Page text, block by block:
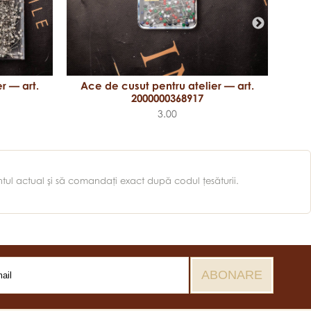
— art.
Ace de cusut pentru atelier — art.
2000000368917
3.00
actual şi să comandaţi exact după codul ţesăturii.